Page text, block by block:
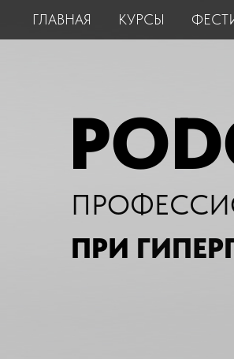
ГЛАВНАЯ КУРСЫ
ПРИ